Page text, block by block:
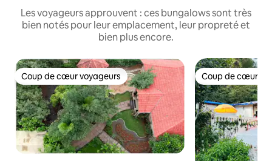
Les voyageurs approuvent : ces bungalows sont très
bien notés pour leur emplacement, leur propreté et
bien plus encore.
Coup de cœur voyageurs
Coup de cœur voyageurs Coup de cœur
Coup de cœur